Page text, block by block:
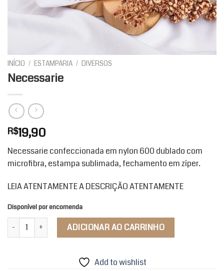
INÍCIO / ESTAMPARIA / DIVERSOS
Necessarie
R$19,90
Necessarie confeccionada em nylon 600 dublado com
microfibra, estampa sublimada, fechamento em zíper.
LEIA ATENTAMENTE A DESCRIÇÃO ATENTAMENTE
Disponível por encomenda
Necessarie quantidadeADICIONAR AO CARRINHO
Add to wishlist